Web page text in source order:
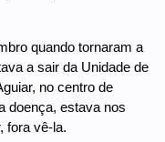
quando tornaram a
a sair da Unidade de
no centro de
doença, estava nos
fora vê-la.